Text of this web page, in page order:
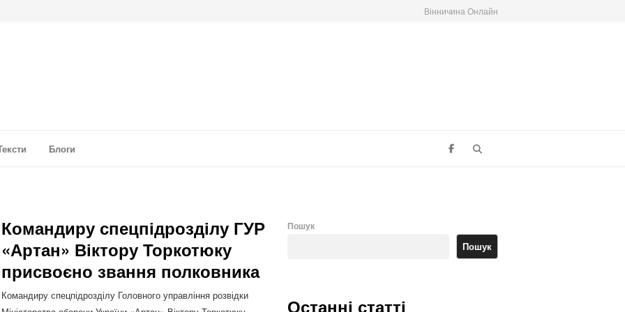
Вінничина Онлайн
Блоги
Командиру спецпідрозділу ГУР
«Артан» Віктору Торкотюку
присвоєно звання полковника
Командиру спецпідрозділу Головного управління розвідки
Пошук
Пошук
Останні статті